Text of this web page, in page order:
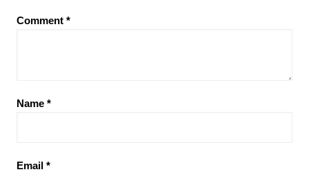
Comment *
Name *
Email *